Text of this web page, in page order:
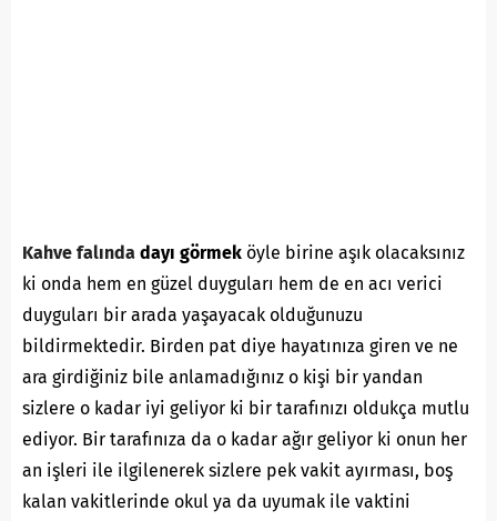
Kahve falında dayı görmek öyle birine aşık olacaksınız
ki onda hem en güzel duyguları hem de en acı verici
duyguları bir arada yaşayacak olduğunuzu
bildirmektedir. Birden pat diye hayatınıza giren ve ne
ara girdiğiniz bile anlamadığınız o kişi bir yandan
sizlere o kadar iyi geliyor ki bir tarafınızı oldukça mutlu
ediyor. Bir tarafınıza da o kadar ağır geliyor ki onun her
an işleri ile ilgilenerek sizlere pek vakit ayırması, boş
kalan vakitlerinde okul ya da uyumak ile vaktini